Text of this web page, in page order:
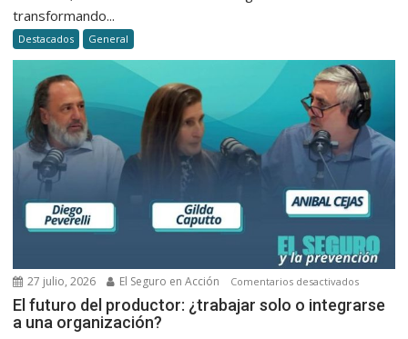
cobro
y
la
atención
al
cliente
seguros
transformando...
Destacados General
27 julio, 2026 El Seguro en Acción Comentarios desactivadosen
El
El futuro del productor: ¿trabajar solo o integrarse
a una organización?